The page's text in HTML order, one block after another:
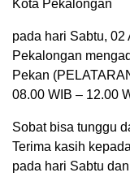
Kota Pekalongan
pada hari Sabtu, 02
Pekalongan
Pekan
08.00 WIB – 12.00
Sobat bisa tunggu
Terima kasih
pada hari Sabtu